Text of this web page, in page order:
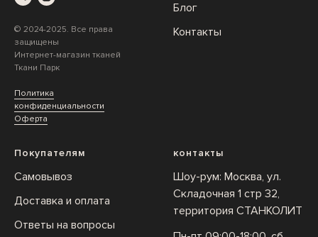
© 2024-2025. Все права
защищены
Интернет-магазин тканей
Ткани Парк
Политика
конфиденциальности
Оферта
Блог
Контакты
Покупателям
Самовывоз
Доставка и оплата
Ответы на вопросы
контакты
Шоу-рум: Москва, ул.
Складочная 1 стр 32,
территория СТАНКОЛИТ